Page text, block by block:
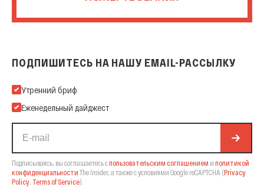
ПОДПИШИТЕСЬ НА НАШУ EMAIL-РАССЫЛКУ
Подпишитесь на нашу Email-рассылку
Утренний бриф
Еженедельный дайджест
Подписываясь, вы соглашаетесь спользовательским соглашением и политикой
конфиденциальности The Insider, а также с условиями Google reCAPTCHA (Privacy
Policy, Terms of Service).